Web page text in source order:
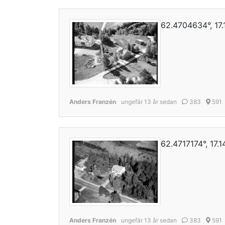
62.4704634°,
Anders Franzén ungefär 13 år sedan 383 591
62.4717174°,
Anders Franzén ungefär 13 år sedan 383 591